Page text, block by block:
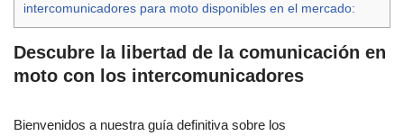
intercomunicadores para moto disponibles en el mercado:
Descubre la libertad de la comunicación en
moto con los intercomunicadores
Bienvenidos a nuestra guía definitiva sobre los